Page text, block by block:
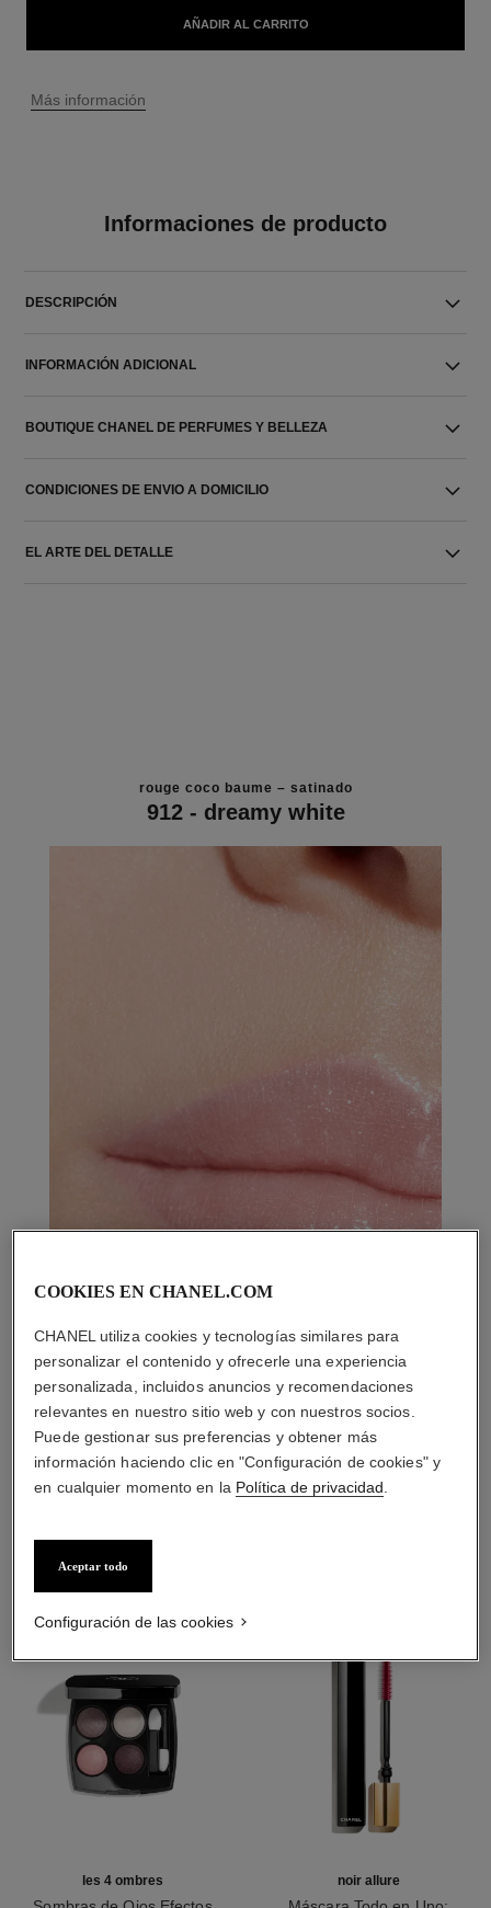
AÑADIR AL CARRITO
↩
Más información
Informaciones de producto
DESCRIPCIÓN
INFORMACIÓN ADICIONAL
BOUTIQUE CHANEL DE PERFUMES Y BELLEZA
CONDICIONES DE ENVIO A DOMICILIO
EL ARTE DEL DETALLE
rouge coco baume – satinado
912 - dreamy white
les 4 ombres noir allure
COOKIES EN CHANEL.COM
CHANEL utiliza cookies y tecnologías similares para
personalizar el contenido y ofrecerle una experiencia
personalizada, incluidos anuncios y recomendaciones
relevantes en nuestro sitio web y con nuestros socios.
Puede gestionar sus preferencias y obtener más
información haciendo clic en "Configuración de cookies" y
en cualquier momento en la Política de privacidad
Aceptar todo
Configuración de las cookies